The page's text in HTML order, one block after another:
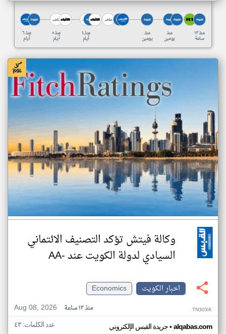
منذ ٦
أيام
منذ ٥
أيام
منذ ٤
أيام
منذ
يومين
منذ
يومين
منذ ١٣
ساعة
وكالة فيتش تؤكد التصنيف الائتماني
السيادي لدولة الكويت عند -AA
اخبار الكويت
Economics
Aug 08, 2026
منذ ١٣ ساعة TN30XK
جريدة القبس الإلكتروني• alqabas.com عدد الكلمات: ٤٣